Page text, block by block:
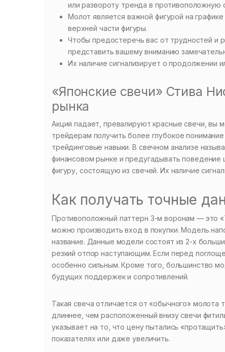
или развороту тренда в противоположную
Молот является важной фигурой на
верхней части фигуры.
Чтобы предостеречь вас от трудностей и
представить вашему вниманию
Их наличие сигнализирует о продолжении
«Японские свечи» Стива
рынка
Акция падает, превалируют красные свечи, вы
трейдерам получить более глубокое
трейдинговые навыки. В свечном анализе
финансовом рынке и предугадывать
фигуру, состоящую из свечей. Их наличие
Как получать точные
Противоположный паттерн 3-м воронам — это
можно производить вход в покупки. Модель
название. Данные модели состоят из 2-х
резкий отпор наступающим. Если перед
особенно сильным. Кроме того, большинство
будущих поддержек и сопротивлений.
Такая свеча отличается от «обычного»
длиннее, чем расположенный внизу свечи
указывает на то, что цену пытались
показателях или даже увеличить.